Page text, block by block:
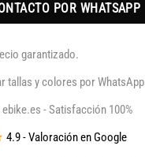
POR WHATSAPP
garantizado.
tallas y colores por WhatsApp
- Satisfacción 100%
4.9 - Valoración en Google